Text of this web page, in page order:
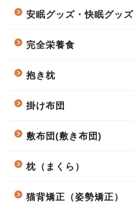
安眠グッズ・快眠グッズ
完全栄養食
抱き枕
掛け布団
敷布団(敷き布団)
枕（まくら）
猫背矯正（姿勢矯正）